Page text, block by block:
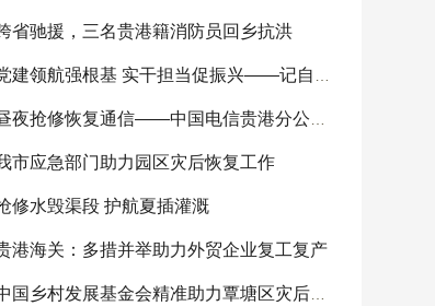
省驰援，三名贵港籍消防员回乡抗洪
市应急部门助力园区灾后恢复工作
修水毁渠段 护航夏插灌溉
港海关：多措并举助力外贸企业复工复产